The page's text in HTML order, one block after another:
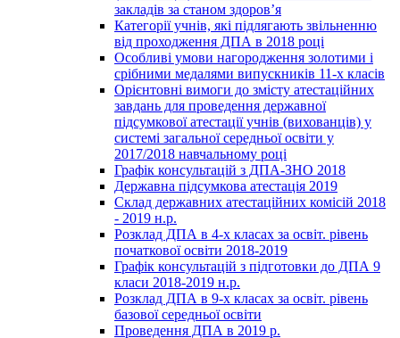
закладів за станом здоров’я
Категорії учнів, які підлягають звільненню
від проходження ДПА в 2018 році
Особливі умови нагородження золотими і
срібними медалями випускників 11-х класів
Орієнтовні вимоги до змісту атестаційних
завдань для проведення державної
підсумкової атестації учнів (вихованців) у
системі загальної середньої освіти у
2017/2018 навчальному році
Графік консультацій з ДПА-ЗНО 2018
Державна підсумкова атестація 2019
Склад державних атестаційних комісій 2018
- 2019 н.р.
Розклад ДПА в 4-х класах за освіт. рівень
початкової освіти 2018-2019
Графік консультацій з підготовки до ДПА 9
класи 2018-2019 н.р.
Розклад ДПА в 9-х класах за освіт. рівень
базової середньої освіти
Проведення ДПА в 2019 р.